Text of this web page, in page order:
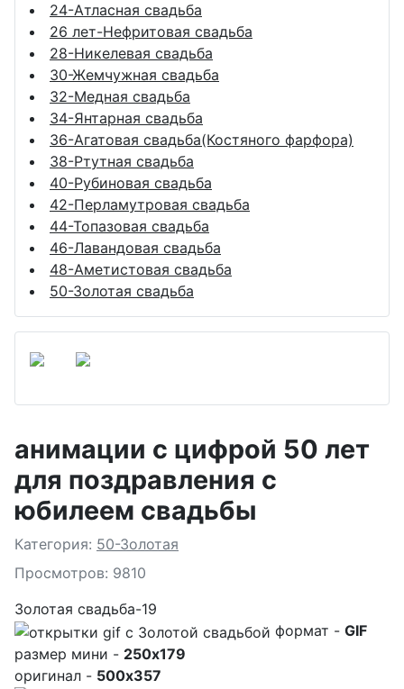
24-Атласная свадьба
26 лет-Нефритовая свадьба
28-Никелевая свадьба
30-Жемчужная свадьба
32-Медная свадьба
34-Янтарная свадьба
36-Агатовая свадьба(Костяного фарфора)
38-Ртутная свадьба
40-Рубиновая свадьба
42-Перламутровая свадьба
44-Топазовая свадьба
46-Лавандовая свадьба
48-Аметистовая свадьба
50-Золотая свадьба
анимации с цифрой 50 лет
для поздравления с
юбилеем свадьбы
Подробности
Категория: 50-Золотая
Просмотров: 9810
Золотая свадьба-19
формат - GIF
размер мини - 250x179
оригинал - 500x357